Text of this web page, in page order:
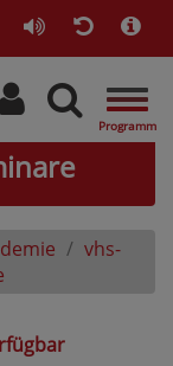
vhs-